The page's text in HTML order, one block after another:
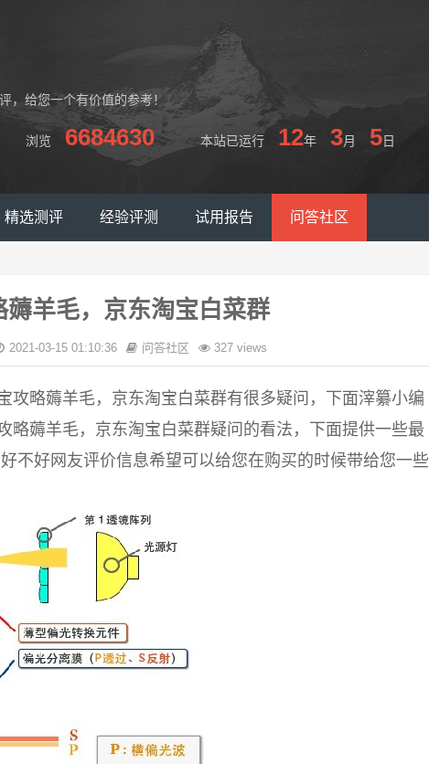
，给您一个有价值的参考！
浏览 6684630 本站已运行 12年 3月 5日
精选测评 经验评测 试用报告 问答社区
薅羊毛，京东淘宝白菜群
2021-03-15 01:10:36 问答社区 327 views
攻略薅羊毛，京东淘宝白菜群有很多疑问，下面滓纂小编
略薅羊毛，京东淘宝白菜群疑问的看法，下面提供一些最
不好网友评价信息希望可以给您在购买的时候带给您一些